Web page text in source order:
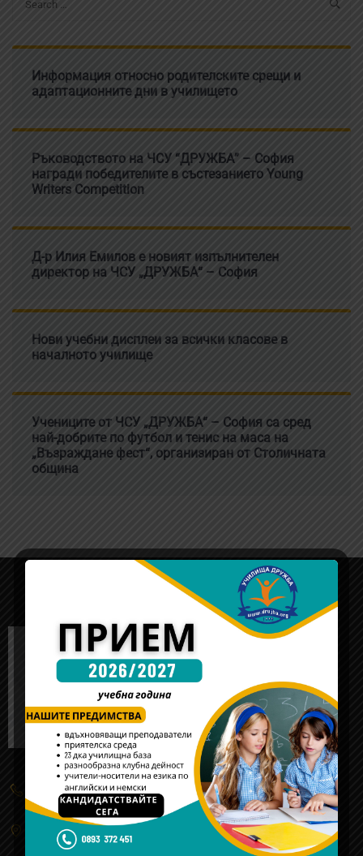
Информация относно родителските срещи и
адаптационните дни в училището
Ръководството на ЧСУ “ДРУЖБА” – София
награди победителите в състезанието Young
Writers Competition
Д-р Илия Емилов е новият изпълнителен
директор на ЧСУ „ДРУЖБА“ – София
Нови учебни дисплеи за всички класове в
началното училище
Учениците от ЧСУ „ДРУЖБА“ – София са сред
най-добрите по футбол и тенис на маса на
„Възраждане фест“, организиран от Столичната
община
(+359) 2 934 5555
жк. "Обеля"-2, ул. 106 - та, № 3, Cофия